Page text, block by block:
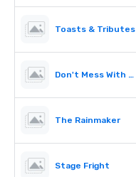
Toasts & Tributes
Don't Mess With Texas
The Rainmaker
Stage Fright